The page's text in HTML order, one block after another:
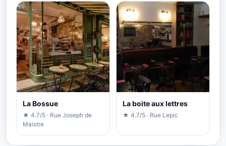
La Bossue
★ 4.7/5 · Rue Joseph de
Maistre
La boite aux lettres
★ 4.7/5 · Rue Lepic